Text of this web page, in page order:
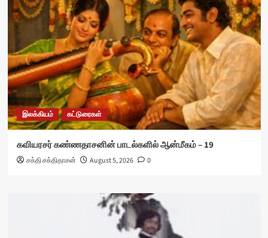
இலக்கியம் கட்டுரைகள்
கவியரசர் கண்ணதாசனின் பாடல்களில் ஆன்மீகம் – 19
சக்தி சக்திதாசன் August 5, 2026 0